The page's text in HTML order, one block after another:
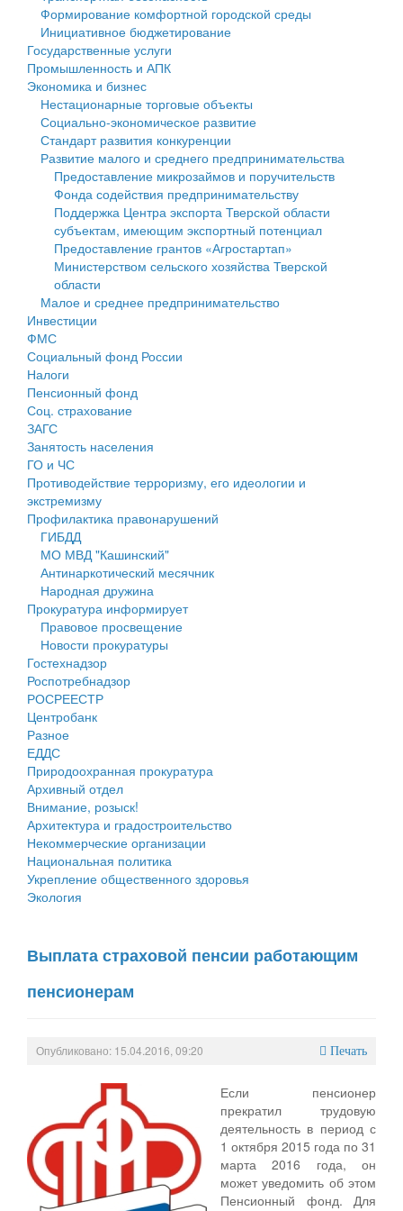
Государственные услуги
Промышленность и АПК
Экономика и бизнес
Символика
Устав
Гостям округа
Туризм
Культура
Образование
Здравоохранение
Социальная защита
Фотоальбом
муниципального округа Тверской области
Администрация Кашинского муниципального округа
Тверской области
Управление сельскими территориями
Открытые данные
Работа с обращениями граждан
Муниципальный контроль
Муниципальные услуги
Проекты административных регламентов
Антимонопольный комплаенс
Противодействие коррупции
Финансовое управление
Бюджет для граждан
Имущество
Выявление правообладателей ранее учтенных
объектов недвижимости
Имущественная поддержка субъектов малого и
среднего предпринимательства
Информационная поддержка субъектов малого и
среднего предпринимательства
Муниципальные программы
Контрольно-счетная палата
Персональные данные
Оценка регулирующего воздействия
Деятельность МУ
Нормативы градостроительного проектирования
Правила землепользования и застройки
Генеральные планы
Проекты планировки территории
Собрание депутатов
Городское поселение
Сельские поселения
Формирование комфортной городской среды
Инициативное бюджетирование
Государственные услуги
Промышленность и АПК
Экономика и бизнес
Нестационарные торговые объекты
Социально-экономическое развитие
Стандарт развития конкуренции
Развитие малого и среднего предпринимательства
Предоставление микрозаймов и поручительств
Фонда содействия предпринимательству
Поддержка Центра экспорта Тверской области
субъектам, имеющим экспортный потенциал
Предоставление грантов «Агростартап»
Министерством сельского хозяйства Тверской
области
Малое и среднее предпринимательство
Инвестиции
ФМС
Социальный фонд России
Налоги
Пенсионный фонд
Соц. страхование
ЗАГС
Занятость населения
ГО и ЧС
Противодействие терроризму, его идеологии и
экстремизму
Профилактика правонарушений
ГИБДД
МО МВД "Кашинский"
Антинаркотический месячник
Народная дружина
Прокуратура информирует
Правовое просвещение
Новости прокуратуры
Гостехнадзор
Роспотребнадзор
РОСРЕЕСТР
Центробанк
Разное
ЕДДС
Природоохранная прокуратура
Архивный отдел
Внимание, розыск!
Архитектура и градостроительство
Некоммерческие организации
Национальная политика
Укрепление общественного здоровья
Экология
Выплата страховой пенсии работающим
пенсионерам
Опубликовано: 15.04.2016, 09:20 Печать
Если пенсионер
прекратил трудовую
деятельность в период с
1 октября 2015 года по 31
марта 2016 года, он
может уведомить об этом
Пенсионный фонд. Для